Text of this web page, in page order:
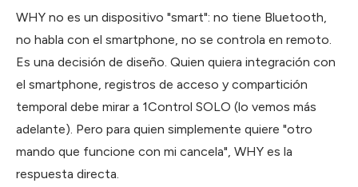
WHY no es un dispositivo "smart": no tiene Bluetooth,
no habla con el smartphone, no se controla en remoto.
Es una decisión de diseño. Quien quiera integración con
el smartphone, registros de acceso y compartición
temporal debe mirar a 1Control SOLO (lo vemos más
adelante). Pero para quien simplemente quiere "otro
mando que funcione con mi cancela", WHY es la
respuesta directa.